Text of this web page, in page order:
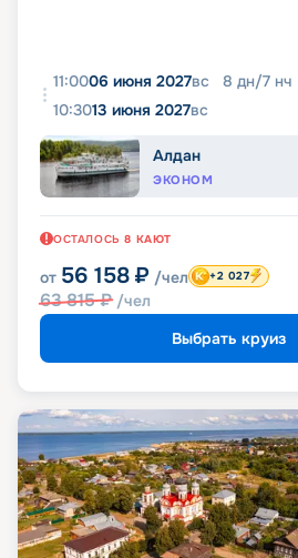
11:0006 июня 2027вс 8 дн/7 нч
10:3013 июня 2027вс
Алдан
ЭКОНОМ
ОСТАЛОСЬ 8 КАЮТ
от 56 158 ₽ /чел
63 815₽ /чел
+2 027
Выбрать круиз